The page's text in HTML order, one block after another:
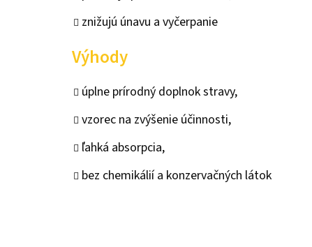
znižujú únavu a vyčerpanie
Výhody
úplne prírodný doplnok stravy,
vzorec na zvýšenie účinnosti,
ľahká absorpcia,
bez chemikálií a konzervačných látok